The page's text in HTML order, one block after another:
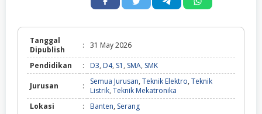
Tanggal
Dipublish
: 31 May 2026
Pendidikan : D3, D4, S1 , SMA, SMK
Jurusan : Semua Jurusan, Teknik Elektro, Teknik
Listrik, Teknik Mekatronika
Lokasi
: Banten, Serang